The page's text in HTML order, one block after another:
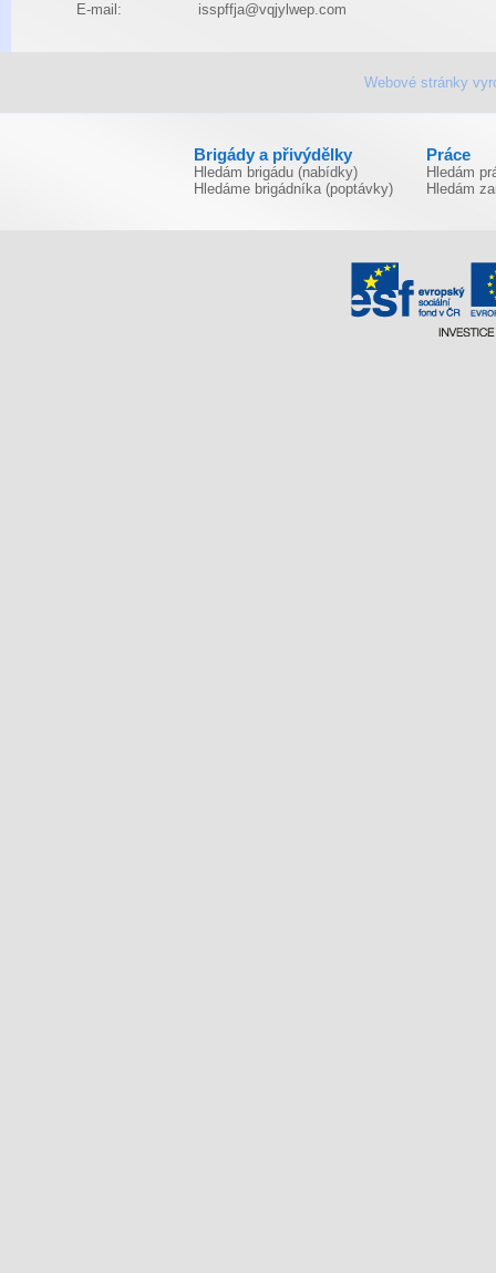
E-mail:
isspffja@vqjylwep.com
Webové stránky
Brigády a přivýdělky
Hledám brigádu (nabídky)
Hledáme brigádníka (poptávky)
Práce
Hledám
Hledám